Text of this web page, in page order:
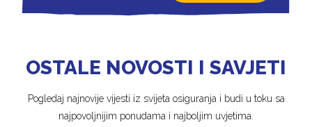
OSTALE NOVOSTI I SAVJETI
Pogledaj najnovije vijesti iz svijeta osiguranja i budi u toku sa
najpovoljnijim ponudama i najboljim uvjetima.